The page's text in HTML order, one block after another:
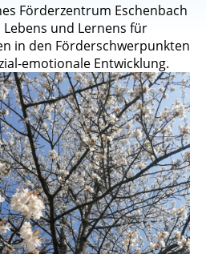
Förderzentrum Eschenbach
und Lernens für
in den Förderschwerpunkten
emotionale Entwicklung.